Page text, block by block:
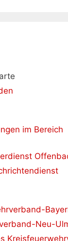
im Bereich
Neu-